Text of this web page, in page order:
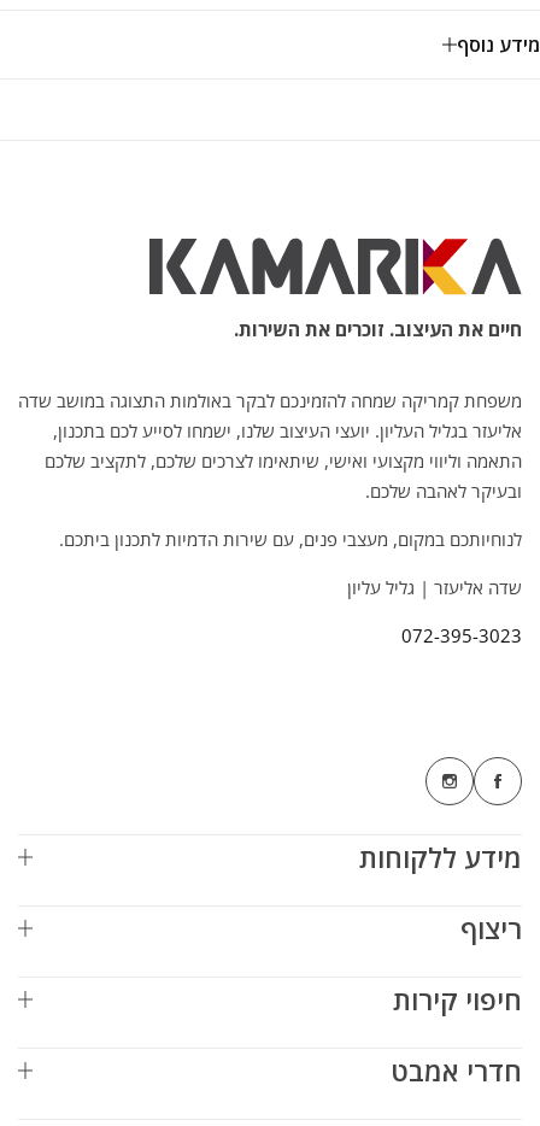
מידע נוסף
חיים את העיצוב. זוכרים את השירות.
משפחת קמריקה שמחה להזמינכם לבקר באולמות התצוגה במושב שדה
אליעזר בגליל העליון. יועצי העיצוב שלנו, ישמחו לסייע לכם בתכנון,
התאמה וליווי מקצועי ואישי, שיתאימו לצרכים שלכם, לתקציב שלכם
ובעיקר לאהבה שלכם.
לנוחיותכם במקום, מעצבי פנים, עם שירות הדמיות לתכנון ביתכם.
שדה אליעזר | גליל עליון
072-395-3023
מידע ללקוחות
ריצוף
חיפוי קירות
חדרי אמבט